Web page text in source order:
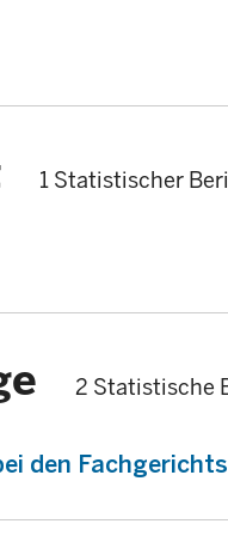
1 Statistischer
2 Statistische
den